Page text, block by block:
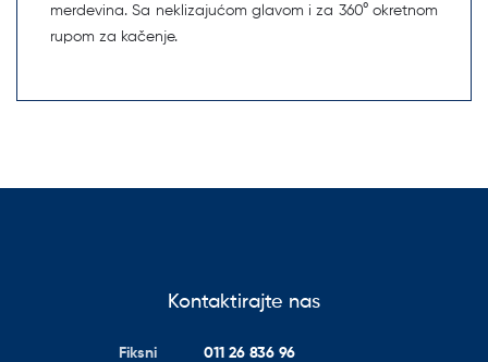
merdevina. Sa neklizajućom glavom i za 360° okretnom
rupom za kačenje.
Kontaktirajte nas
Fiksni 011 26 836 96